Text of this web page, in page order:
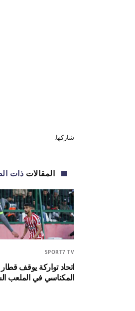
شاركها.
المقالات ذات
SPORT7 TV
اتحاد تواركة يوقف قطار
المكناسي في الملعب